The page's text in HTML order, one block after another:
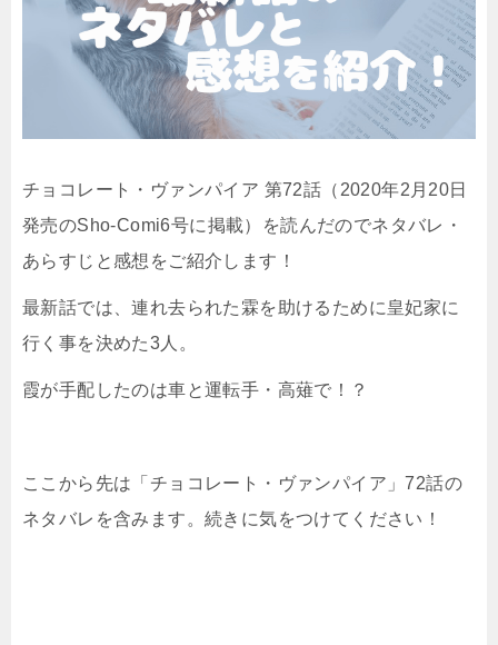
チョコレート・ヴァンパイア 第72話（2020年2月20日
発売のSho-Comi6号に掲載）を読んだのでネタバレ・
あらすじと感想をご紹介します！
最新話では、連れ去られた霖を助けるために皇妃家に
行く事を決めた3人。
霞が手配したのは車と運転手・高薙で！？
ここから先は「チョコレート・ヴァンパイア」72話の
ネタバレを含みます。続きに気をつけてください！